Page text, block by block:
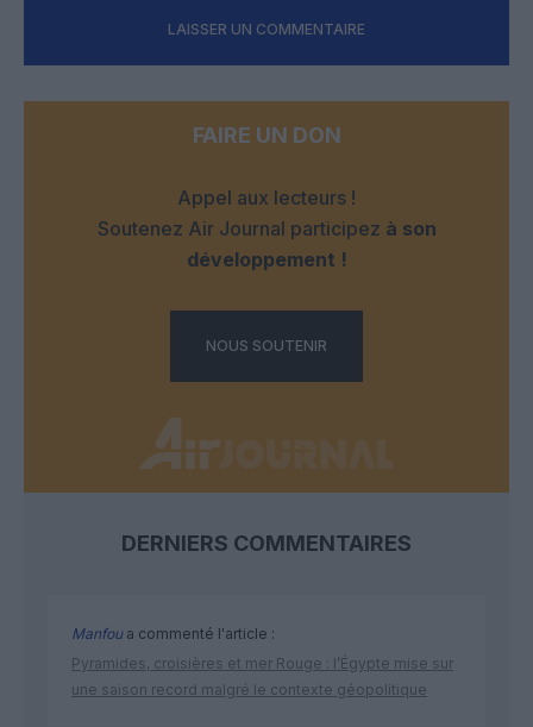
LAISSER UN COMMENTAIRE
FAIRE UN DON
Appel aux lecteurs !
Soutenez Air Journal participez à son
développement !
NOUS SOUTENIR
DERNIERS COMMENTAIRES
Manfoua commenté l'article :
Pyramides, croisières et mer Rouge : l’Égypte mise sur
une saison record malgré le contexte géopolitique